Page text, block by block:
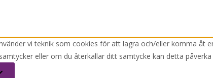
vi teknik som cookies för att lagra och/eller komma åt
eller om du återkallar ditt samtycke kan detta